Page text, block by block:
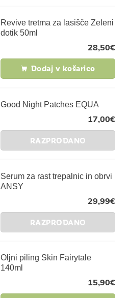
Revive tretma za lasišče Zeleni
dotik 50ml
28,50€
Dodaj v košarico
Good Night Patches EQUA
17,00€
RAZPRODANO
Serum za rast trepalnic in obrvi
ANSY
29,99€
RAZPRODANO
Oljni piling Skin Fairytale
140ml
15,90€